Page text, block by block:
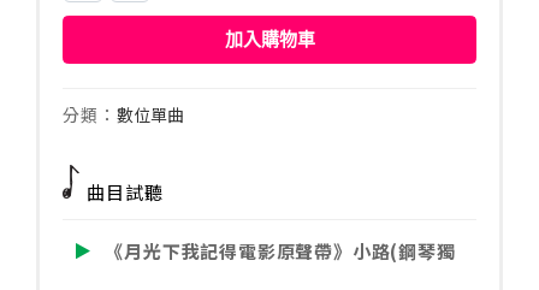
光
下
記
電
影
聲
加入購物車
分類： 數位單曲
曲目試聽
《月光下我記得電影原聲帶》小路(鋼琴獨